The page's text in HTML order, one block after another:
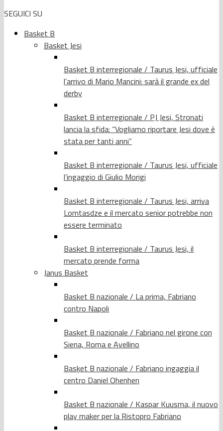
SEGUICI SU
Basket B
Basket Jesi
Basket B interregionale / Taurus Jesi, ufficiale
l’arrivo di Mario Mancini: sarà il grande ex del
derby
Basket B interregionale / PJ Jesi, Stronati
lancia la sfida: “Vogliamo riportare Jesi dove è
stata per tanti anni”
Basket B interregionale / Taurus Jesi, ufficiale
l’ingaggio di Giulio Morigi
Basket B interregionale / Taurus Jesi, arriva
Lomtasdze e il mercato senior potrebbe non
essere terminato
Basket B interregionale / Taurus Jesi, il
mercato prende forma
Janus Basket
Basket B nazionale / La prima, Fabriano
contro Napoli
Basket B nazionale / Fabriano nel girone con
Siena, Roma e Avellino
Basket B nazionale / Fabriano ingaggia il
centro Daniel Ohenhen
Basket B nazionale / Kaspar Kuusma, il nuovo
play maker per la Ristopro Fabriano